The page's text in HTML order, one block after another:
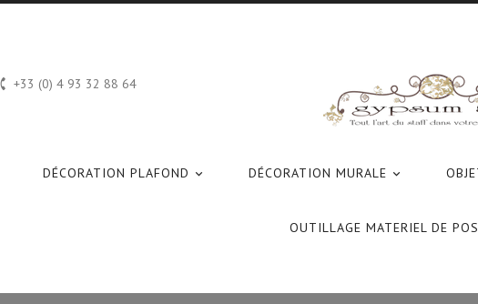
 +33 (0) 4 93 32 88 64

DÉCORATION PLAFOND 
DÉCORATION MURALE
OUTILLAGE MATERIEL DE